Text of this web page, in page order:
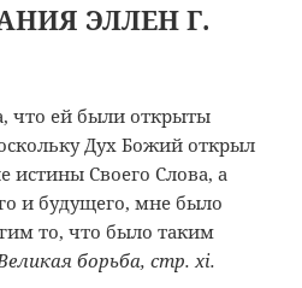
ЭЛЛЕН Г.
что ей были открыты
Дух Божий открыл
истины Своего Слова, а
и будущего, мне было
то, что было таким
борьба, стр. xi.